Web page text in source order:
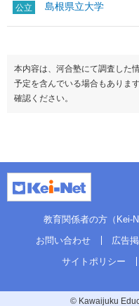
公立 島根県立大学
本内容は、河合塾にて調査した
予定を含んでいる場合もありま
確認ください。
教育関係者の方（Kei-
お問い合わせ
広告
サイトポリシー
© Kawaijuku